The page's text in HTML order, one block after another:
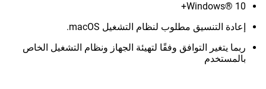
Windows® 10+
إعادة التنسيق مطلوب لنظام التشغيل macOS.
ربما يتغير التوافق وفقًا لتهيئة الجهاز ونظام التشغيل الخاص
بالمستخدم